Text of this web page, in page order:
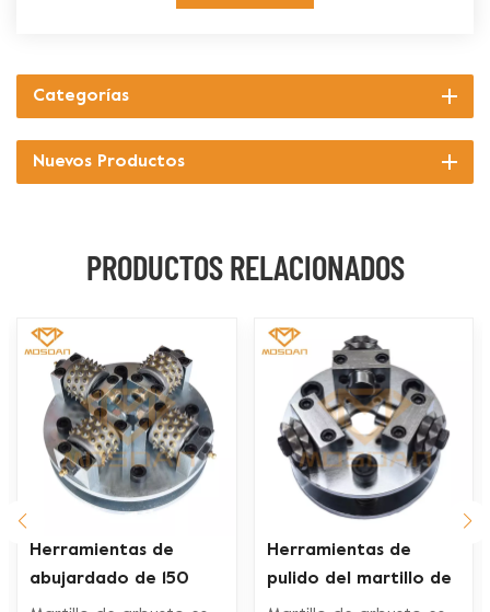
Categorías
Nuevos Productos
PRODUCTOS RELACIONADOS
Herramientas de
abujardado de 150
mm con 4 rodillos y 45
Herramientas de
pulido del martillo de
Bush del diamante de